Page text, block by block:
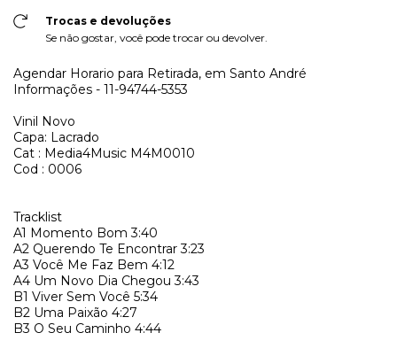
Trocas e devoluções
Se não gostar, você pode trocar ou devolver.
Agendar Horario para Retirada, em Santo André
Informações - 11-94744-5353
Vinil Novo
Capa: Lacrado
Cat : Media4Music M4M0010
Cod : 0006
Tracklist
A1 Momento Bom 3:40
A2 Querendo Te Encontrar 3:23
A3 Você Me Faz Bem 4:12
A4 Um Novo Dia Chegou 3:43
B1 Viver Sem Você 5:34
B2 Uma Paixão 4:27
B3 O Seu Caminho 4:44